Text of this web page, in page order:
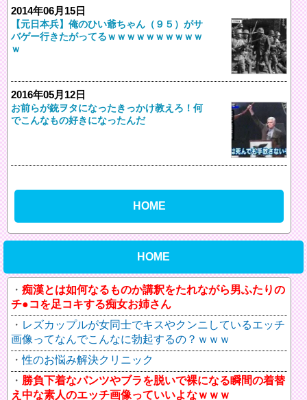
2014年06月15日
【元日本兵】俺のひい爺ちゃん（９５）がサ
バゲー行きたがってるｗｗｗｗｗｗｗｗｗｗ
ｗ
2016年05月12日
お前らが銃ヲタになったきっかけ教えろ！何
でこんなもの好きになったんだ
HOME
HOME
痴漢とは如何なるものか講釈をたれながら男ふたりの
チ●コを足コキする痴女お姉さん
レズカップルが女同士でキスやクンニしているエッチ
画像ってなんでこんなに勃起するの？ｗｗｗ
性のお悩み解決クリニック
勝負下着なパンツやブラを脱いで裸になる瞬間の着替
え中な素人のエッチ画像っていいよなｗｗｗ